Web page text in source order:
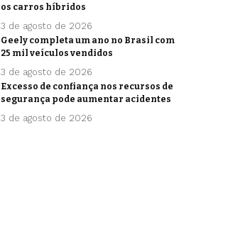
os carros híbridos
3 de agosto de 2026
Geely completa um ano no Brasil com
25 mil veículos vendidos
3 de agosto de 2026
Excesso de confiança nos recursos de
segurança pode aumentar acidentes
3 de agosto de 2026